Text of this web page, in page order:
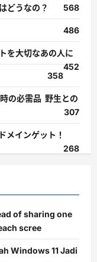
どうなの？ 568
486
を大切なあの人に
452
358
の必需品 野生との
307
メインゲット！
268
of sharing one
scree
Windows 11 Jadi